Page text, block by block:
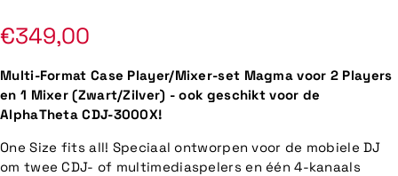
Normale
prijs
€349,00
Multi-Format Case Player/Mixer-set Magma voor 2 Players
en 1 Mixer (Zwart/Zilver) - ook geschikt voor de
AlphaTheta CDJ-3000X!
One Size fits all! Speciaal ontworpen voor de mobiele DJ
om twee CDJ- of multimediaspelers en één 4-kanaals